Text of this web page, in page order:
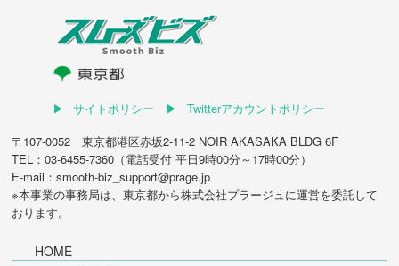
サイトポリシー
Twitterアカウントポリシー
〒107-0052 東京都港区赤坂2-11-2 NOIR AKASAKA BLDG 6F
TEL：03-6455-7360（電話受付 平日9時00分～17時00分）
E-mail：smooth-biz_support@prage.jp
※本事業の事務局は、東京都から株式会社プラージュに運営を委託して
おります。
HOME